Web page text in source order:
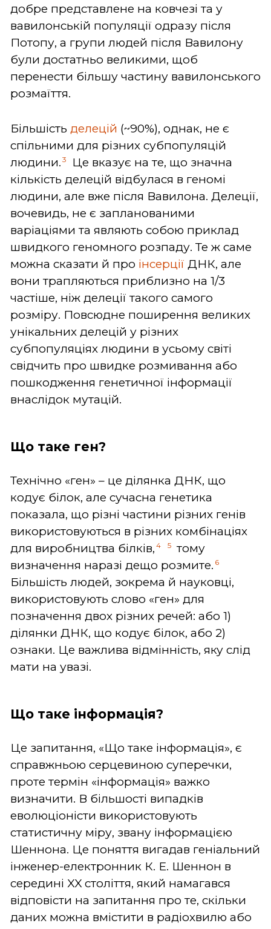
добре представлене на ковчезі та у
вавилонській популяції одразу після
Потопу, а групи людей після Вавилону
були достатньо великими, щоб
перенести більшу частину вавилонського
розмаїття.
Більшість делецій (~90%), однак, не є
спільними для різних субпопуляцій
людини. 3
Це вказує на те, що значна
кількість делецій відбулася в геномі
людини, але вже після Вавилона. Делеції,
вочевидь, не є запланованими
варіаціями та являють собою приклад
швидкого геномного розпаду. Те ж саме
можна сказати й про інсерції ДНК, але
вони трапляються приблизно на 1/3
частіше, ніж делеції такого самого
розміру. Повсюдне поширення великих
унікальних делецій у різних
субпопуляціях людини в усьому світі
свідчить про швидке розмивання або
пошкодження генетичної інформації
внаслідок мутацій.
Що таке ген?
Технічно «ген» – це ділянка ДНК, що
кодує білок, але сучасна генетика
показала, що різні частини різних генів
використовуються в різних комбінаціях
для виробництва білків, 4 5 тому
визначення наразі дещо розмите. 6
Більшість людей, зокрема й науковці,
використовують слово «ген» для
позначення двох різних речей: або 1)
ділянки ДНК, що кодує білок, або 2)
ознаки. Це важлива відмінність, яку слід
мати на увазі.
Що таке інформація?
Це запитання, «Що таке інформація», є
справжньою серцевиною суперечки,
проте термін «інформація» важко
визначити. В більшості випадків
еволюціоністи використовують
статистичну міру, звану інформацією
Шеннона. Це поняття вигадав геніальний
інженер-електронник К. Е. Шеннон в
середині XX століття, який намагався
відповісти на запитання про те, скільки
даних можна вмістити в радіохвилю або